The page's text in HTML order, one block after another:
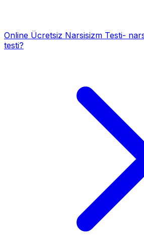
Online Ücretsiz Narsisizm Testi-
testi?